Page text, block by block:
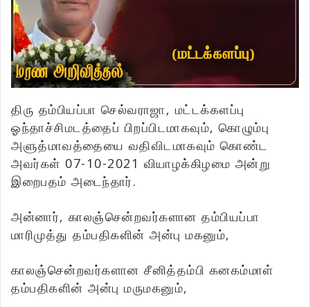
திரு தம்பியப்பா செல்வராஜா, மட்டக்களப்பு
ஓந்தாச்சிமடத்தைப் பிறப்பிடமாகவும், கொழும்பு
அளுத்மாவத்தையை வதிவிடமாகவும் கொண்ட
அவர்கள் 07-10-2021 வியாழக்கிழமை அன்று
இறைபதம் அடைந்தார்.
அன்னார், காலஞ்சென்றவர்களான தம்பியப்பா
மாரிமுத்து தம்பதிகளின் அன்பு மகனும்,
காலஞ்சென்றவர்களான சீனித்தம்பி கனகம்மாள்
தம்பதிகளின் அன்பு மருமகனும்,